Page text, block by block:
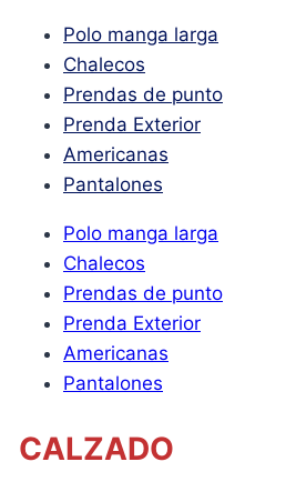
Polo manga larga
Chalecos
Prendas de punto
Prenda Exterior
Americanas
Pantalones
Polo manga larga
Chalecos
Prendas de punto
Prenda Exterior
Americanas
Pantalones
CALZADO